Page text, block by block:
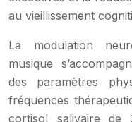
au vieillissement
La modulation
musique
des paramètres
fréquences
cortisol salivaire de